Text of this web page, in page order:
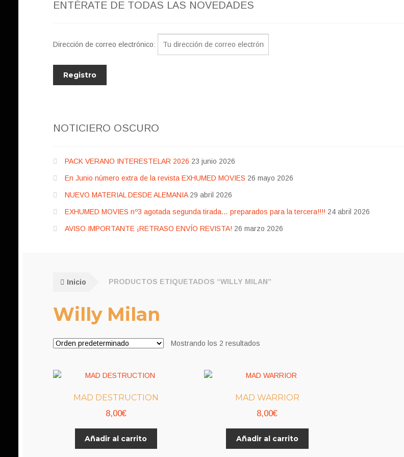
ENTÉRATE DE TODAS LAS NOVEDADES
Dirección de correo electrónico:
NOTICIERO OSCURO
PACK VERANO INTERESTELAR 2026 23 junio 2026
En Junio número extra de la revista EXHUMED MOVIES 26 mayo 2026
NUEVO MATERIAL DESDE ALEMANIA 29 abril 2026
EXHUMED MOVIES nº3 agotada segunda tirada… preparados para la tercera!!!! 24 abril 2026
AVISO IMPORTANTE ¡RETRASO ENVÍO REVISTA! 26 marzo 2026
Inicio PRODUCTOS ETIQUETADOS “WILLY MILAN”
Willy Milan
Mostrando los 2 resultados
MAD DESTRUCTION
8,00€
Añadir al carrito
MAD WARRIOR
8,00€
Añadir al carrito